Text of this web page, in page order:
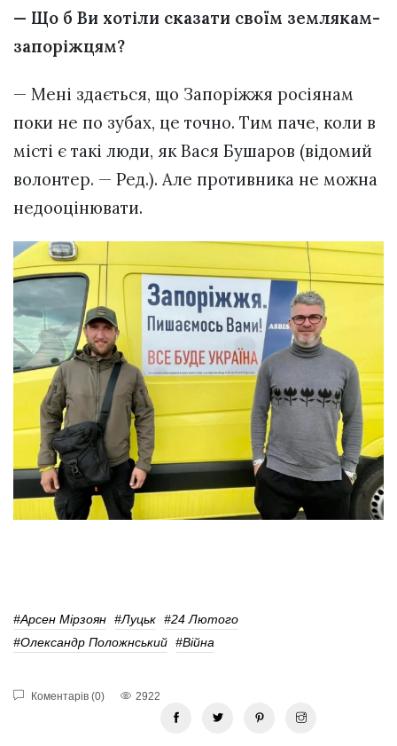
— Що б Ви хотіли сказати своїм землякам-
запоріжцям?
— Мені здається, що Запоріжжя росіянам
поки не по зубах, це точно. Тим паче, коли в
місті є такі люди, як Вася Бушаров (відомий
волонтер. — Ред.). Але противника не можна
недооцінювати.
#Арсен Мірзоян #Луцьк #24 Лютого
#Олександр Положнський #війна
Коментарів (0) 2922